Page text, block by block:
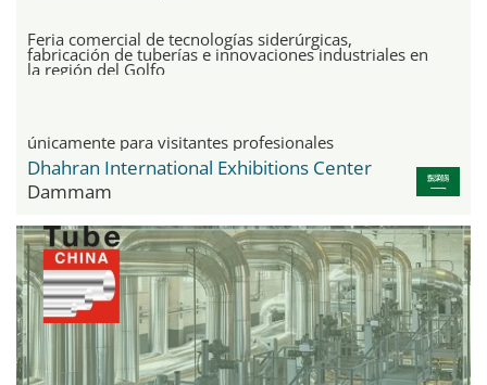
Feria comercial de tecnologías siderúrgicas,
fabricación de tuberías e innovaciones industriales en
la región del Golfo
únicamente para visitantes profesionales
Dhahran International Exhibitions Center
Dammam